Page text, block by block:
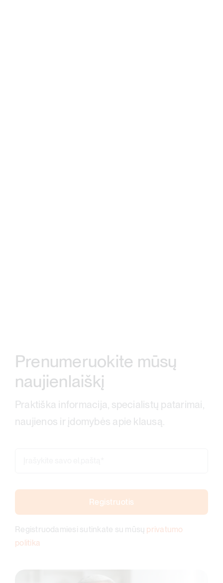
Prenumeruokite mūsų
naujienlaiškį
Praktiška informacija, specialistų patarimai,
naujienos ir įdomybės apie klausą.
Registruotis
Registruodamiesi sutinkate su mūsų privatumo
politika